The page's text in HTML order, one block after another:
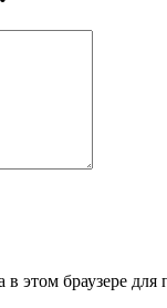
в этом браузере